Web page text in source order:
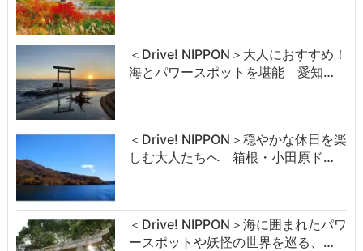
＜Drive! NIPPON＞大人におすすめ！
海とパワースポットを堪能 愛知…
＜Drive! NIPPON＞穏やかな休日を楽
しむ大人たちへ 箱根・小田原ド…
＜Drive! NIPPON＞海に囲まれたパワ
ースポットや妖怪の世界を巡る、…